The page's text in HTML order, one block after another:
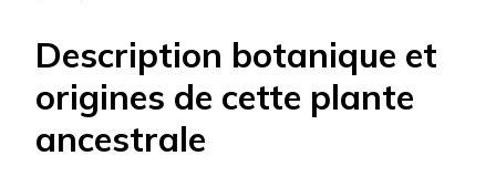
Description botanique et
origines de cette plante
ancestrale